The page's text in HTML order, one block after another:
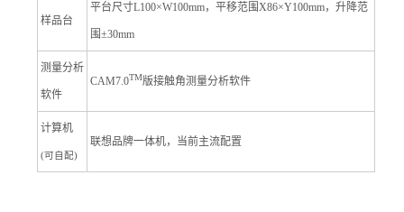
样品台
平台尺寸L100×W100mm，平移范围X86×Y100mm，升降范
围±30mm
测量分析
软件
CAM7.0TM版接触角测量分析软件
计算机
(可自配)
联想品牌一体机，当前主流配置